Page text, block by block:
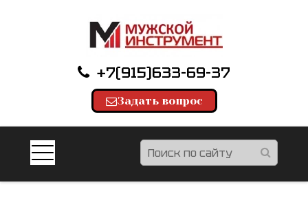
+7(915)633-69-37
Задать вопрос